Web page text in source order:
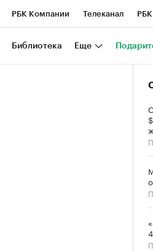
РБК Компании Телеканал
Национальные проекты Город
Библиотека Еще